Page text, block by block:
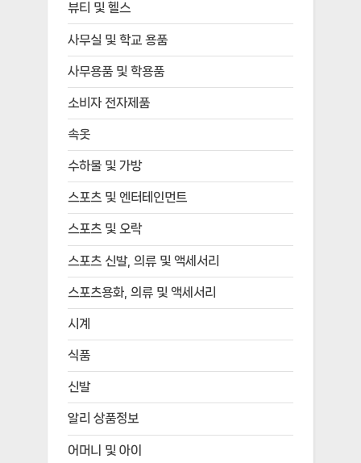
뷰티 및 헬스
사무실 및 학교 용품
사무용품 및 학용품
소비자 전자제품
속옷
수하물 및 가방
스포츠 및 엔터테인먼트
스포츠 및 오락
스포츠 신발, 의류 및 액세서리
스포츠용화, 의류 및 액세서리
시계
식품
신발
알리 상품정보
어머니 및 아이